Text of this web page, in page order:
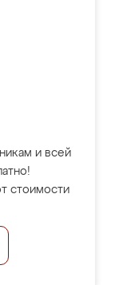
и всей
стоимости